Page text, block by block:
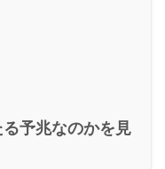
予兆なのかを見